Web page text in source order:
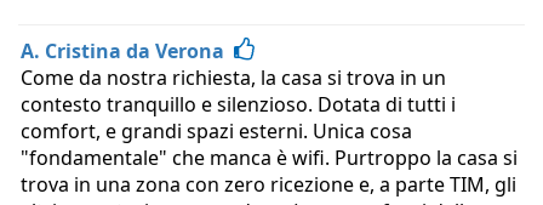
A. Cristina da Verona
Come da nostra richiesta, la casa si trova in un
contesto tranquillo e silenzioso. Dotata di tutti i
comfort, e grandi spazi esterni. Unica cosa
"fondamentale" che manca è wifi. Purtroppo la casa si
trova in una zona con zero ricezione e, a parte TIM, gli